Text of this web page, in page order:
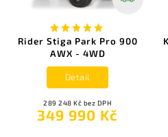
Rider Stiga Park Pro 900
AWX - 4WD
289 248 Kč bez DPH
349 990 Kč
Detail